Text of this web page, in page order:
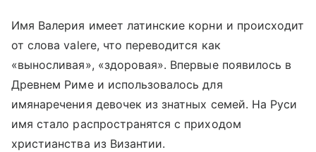
Имя Валерия имеет латинские корни и происходит
от слова valere, что переводится как
«выносливая», «здоровая». Впервые появилось в
Древнем Риме и использовалось для
имянаречения девочек из знатных семей. На Руси
имя стало распространятся с приходом
христианства из Византии.